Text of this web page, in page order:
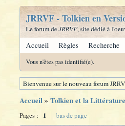
JRRVF - Tolkien en
Le forum deJRRVF, site dédié à
Accueil Règles Recherche
Vous n'êtes pas identifié(e).
Bienvenue sur le nouveau forum
Accueil» Tolkien et la Littérature
Pages : 1 bas de page